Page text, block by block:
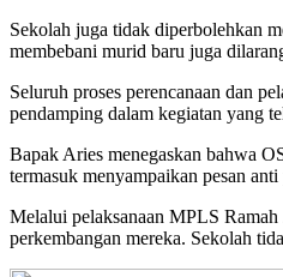
Sekolah juga tidak diperbolehkan
membebani murid baru juga
Seluruh proses perencanaan dan
pendamping dalam kegiatan yang
Bapak Aries menegaskan bahwa
termasuk menyampaikan pesan
Melalui pelaksanaan MPLS
perkembangan mereka. Sekolah